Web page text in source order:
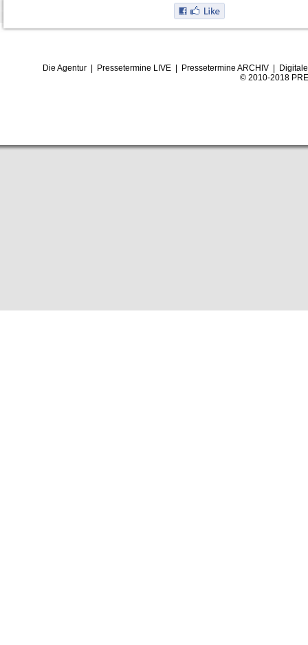
Die Agentur| Pressetermine LIVE| Pressetermine ARCHIV|
© 2010-2018